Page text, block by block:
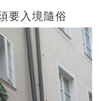
要入境隨俗